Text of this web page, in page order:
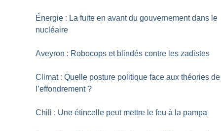
Énergie : La fuite en avant du gouvernement dans le
nucléaire
Aveyron : Robocops et blindés contre les zadistes
Climat : Quelle posture politique face aux théories de
l’effondrement ?
Chili : Une étincelle peut mettre le feu à la pampa